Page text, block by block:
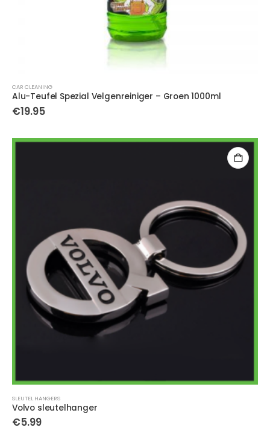
CAR CLEANING
Alu-Teufel Spezial Velgenreiniger – Groen 1000ml
€19.95
SLEUTEL HANGERS
Volvo sleutelhanger
€5.99